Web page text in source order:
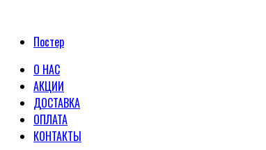
Постер
О НАС
АКЦИИ
ДОСТАВКА
ОПЛАТА
КОНТАКТЫ